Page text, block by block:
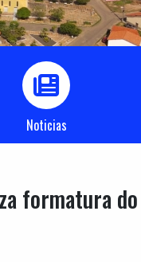
Noticias
formatura